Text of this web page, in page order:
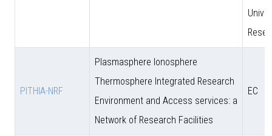
PITHIA-NRF
Plasmasphere Ionosphere
Thermosphere Integrated Research
Environment and Access services: a
Network of Research Facilities
EC